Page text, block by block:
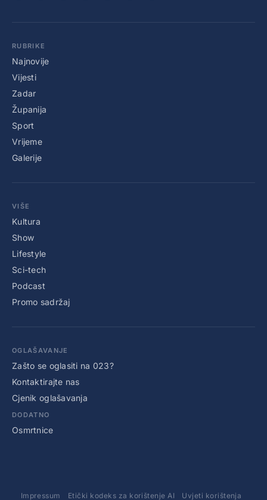
RUBRIKE
Najnovije
Vijesti
Zadar
Županija
Sport
Vrijeme
Galerije
VIŠE
Kultura
Show
Lifestyle
Sci-tech
Podcast
Promo sadržaj
OGLAŠAVANJE
Zašto se oglasiti na 023?
Kontaktirajte nas
Cjenik oglašavanja
DODATNO
Osmrtnice
Impressum Etički kodeks za korištenje AI Uvjeti korištenja